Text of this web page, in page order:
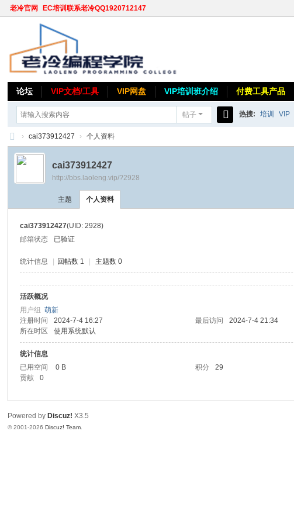
老冷官网 EC培训联系老冷QQ1920712147
论坛 VIP文档/工具 VIP网盘 VIP培训班介绍 付费工具产品
帖子
索
热搜: 培训 VIP
老
› cai373912427 › 个人资料
cai373912427
http://bbs.laoleng.vip/?2928
主题 个人资料
cai373912427(UID: 2928)
邮箱状态
已验证
统计信息 回帖数 1 主题数 0
活跃概况
用户组萌新
注册时间
2024-7-4 16:27 最后访问 2024-7-4 21:34
所在时区
使用系统默认
统计信息
已用空间
0 B 积分 29
贡献
0
Powered by Discuz! X3.5
© 2001-2026Discuz! Team